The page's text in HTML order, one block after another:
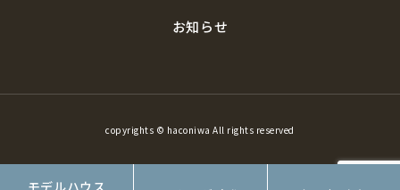
お知らせ
copyrights © haconiwa All rights reserved
モデルハウス